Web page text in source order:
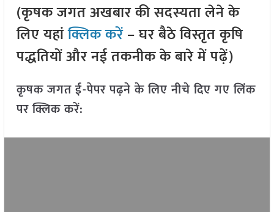
(कृषक जगत अखबार की सदस्यता लेने के
लिए यहांक्लिक करें– घर बैठे विस्तृत कृषि
पद्धतियों और नई तकनीक के बारे में पढ़ें)
कृषक जगत ई-पेपर पढ़ने के लिए नीचे दिए गए लिंक
पर क्लिक करें: